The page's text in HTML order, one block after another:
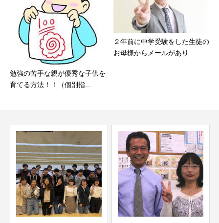
勉強の苦手な親が優秀な子供を
育てる方法！！（個別指...
２年前に中学受験をした生徒の
お母様からメールがあり...